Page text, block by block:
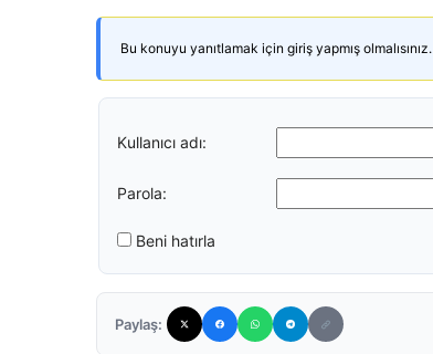
Bu konuyu yanıtlamak için giriş yapmış olmalısınız.
Kullanıcı adı:
Parola:
Beni hatırla
Paylaş: